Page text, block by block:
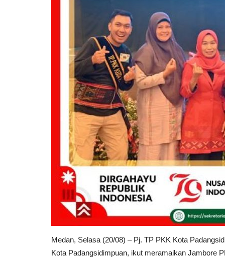
Medan, Selasa (20/08) – Pj. TP PKK Kota
Kota Padangsidimpuan, ikut meramaikan Jambore